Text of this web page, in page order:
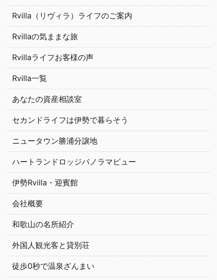
Rvilla（リヴィラ）ライフのご案内
Rvillaの気ままな旅
Rvillaライフお客様の声
Rvilla一覧
あなたの資産相談室
セカンドライフは伊勢で暮らそう
ニュータウン勝浦分譲地
ハートランドロッジパノラマビュー
伊勢Rvilla・迎賓館
会社概要
和歌山の名所紹介
外国人観光客と貸別荘
徒歩0秒で温泉ざんまい